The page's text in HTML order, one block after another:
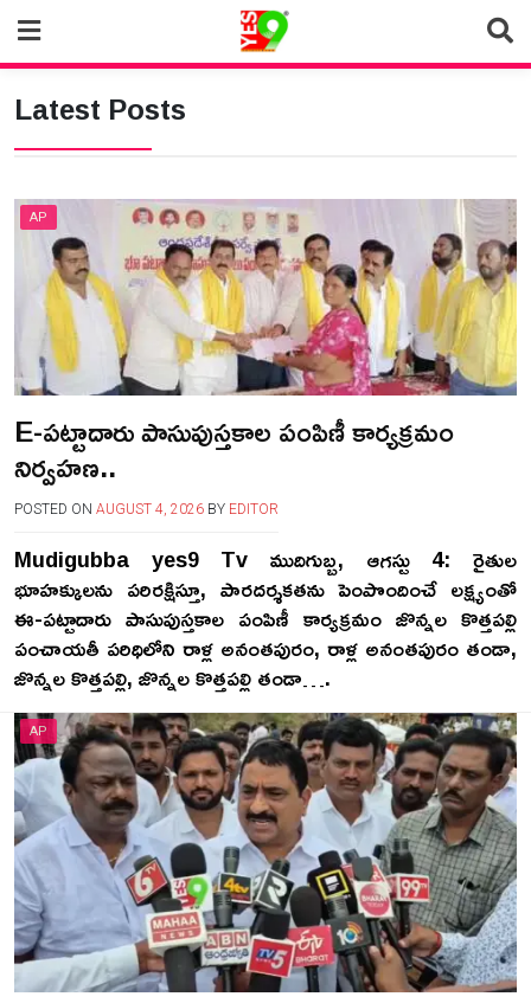
content
Latest Posts
AP
E-పట్టాదారు పాసుపుస్తకాల పంపిణీ కార్యక్రమం
నిర్వహణ..
POSTED ON AUGUST 4, 2026 BY EDITOR
Mudigubba yes9 Tv ముదిగుబ్బ, ఆగస్టు 4: రైతుల
భూహక్కులను పరిరక్షిస్తూ, పారదర్శకతను పెంపొందించే లక్ష్యంతో
ఈ-పట్టాదారు పాసుపుస్తకాల పంపిణీ కార్యక్రమం జొన్నల కొత్తపల్లి
పంచాయతీ పరిధిలోని రాళ్ల అనంతపురం, రాళ్ల అనంతపురం తండా,
జొన్నల కొత్తపల్లి, జొన్నల కొత్తపల్లి తండా….
AP